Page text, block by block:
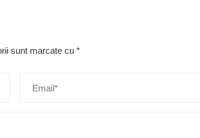
sunt marcate cu *